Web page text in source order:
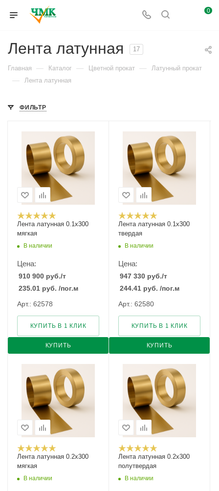
0
Лента латунная 17
Главная — Каталог — Цветной прокат — Латунный прокат
— Лента латунная
ФИЛЬТР
Лента латунная 0.1x300
мягкая
В наличии
Цена:
910 900 руб./т
235.01 руб. /пог.м
Арт.: 62578
КУПИТЬ
КУПИТЬ В 1 КЛИК
Лента латунная 0.1x300
твердая
В наличии
Цена:
947 330 руб./т
244.41 руб. /пог.м
Арт.: 62580
КУПИТЬ
КУПИТЬ В 1 КЛИК
Лента латунная 0.2x300
мягкая
В наличии
Лента латунная 0.2x300
полутвердая
В наличии